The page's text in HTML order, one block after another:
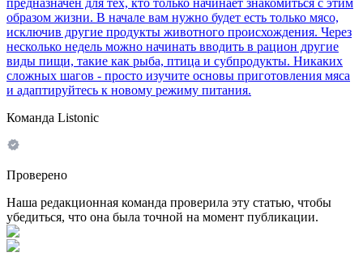
образом жизни. В начале вам нужно будет есть только мясо,
исключив другие продукты животного происхождения. Через
несколько недель можно начинать вводить в рацион другие
виды пищи, такие как рыба, птица и субпродукты. Никаких
сложных шагов - просто изучите основы приготовления мяса
и адаптируйтесь к новому режиму питания.
Команда Listonic
Проверено
Наша редакционная команда проверила эту статью, чтобы
убедиться, что она была точной на момент публикации.